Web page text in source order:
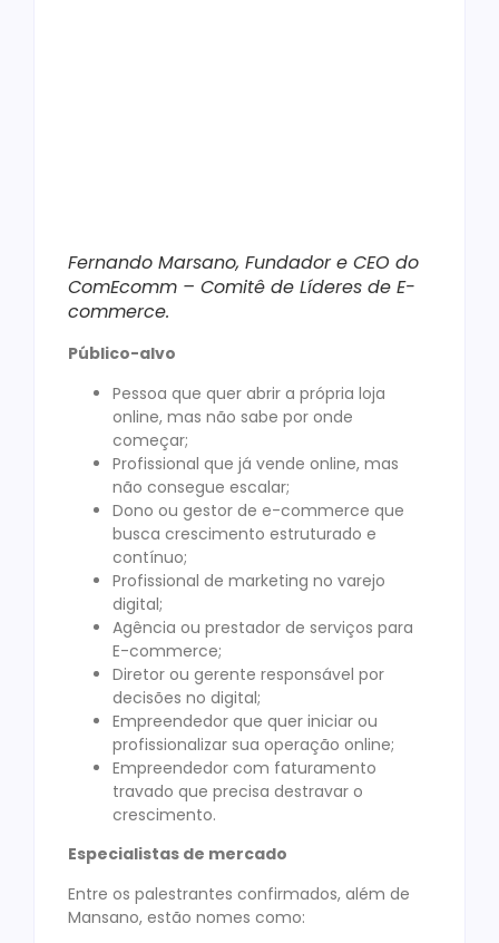
Fernando Marsano, Fundador e CEO do
ComEcomm – Comitê de Líderes de E-
commerce.
Público-alvo
Pessoa que quer abrir a própria loja
online, mas não sabe por onde
começar;
Profissional que já vende online, mas
não consegue escalar;
Dono ou gestor de e-commerce que
busca crescimento estruturado e
contínuo;
Profissional de marketing no varejo
digital;
Agência ou prestador de serviços para
E-commerce;
Diretor ou gerente responsável por
decisões no digital;
Empreendedor que quer iniciar ou
profissionalizar sua operação online;
Empreendedor com faturamento
travado que precisa destravar o
crescimento.
Especialistas de mercado
Entre os palestrantes confirmados, além de
Mansano, estão nomes como: